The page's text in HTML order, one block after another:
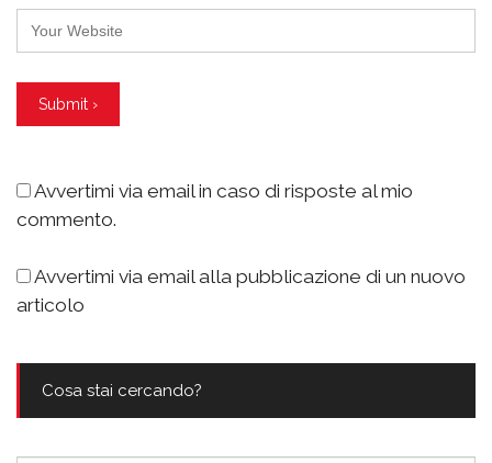
Avvertimi via email in caso di risposte al mio
commento.
Avvertimi via email alla pubblicazione di un nuovo
articolo
Cosa stai cercando?